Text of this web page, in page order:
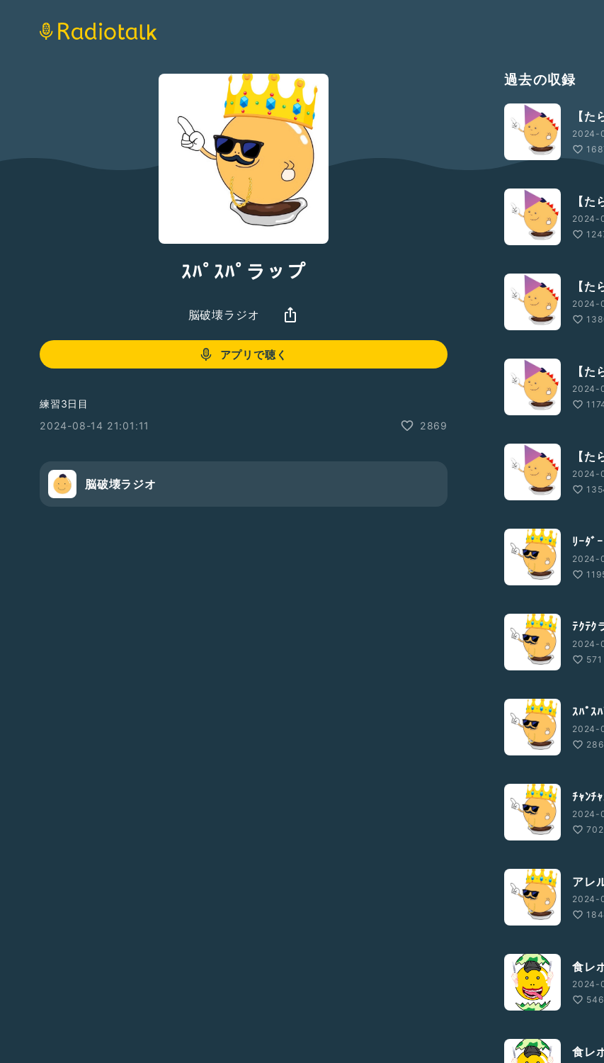
ｽﾊﾟｽﾊﾟラップ
脳破壊ラジオ
アプリで聴く
練習3日目
2024-08-14 21:01:11
2869
脳破壊ラジオ
過去の収録
【
2024-
【
2024-
【
2024-
【
2024-
【
2024-
ﾘｰﾀﾞ
2024-
ﾃｸﾃｸ
2024-
571
ｽﾊﾟｽ
2024-
ﾁｬﾝﾁ
2024-
702
アレ
2024-
食レ
2024-
食レ